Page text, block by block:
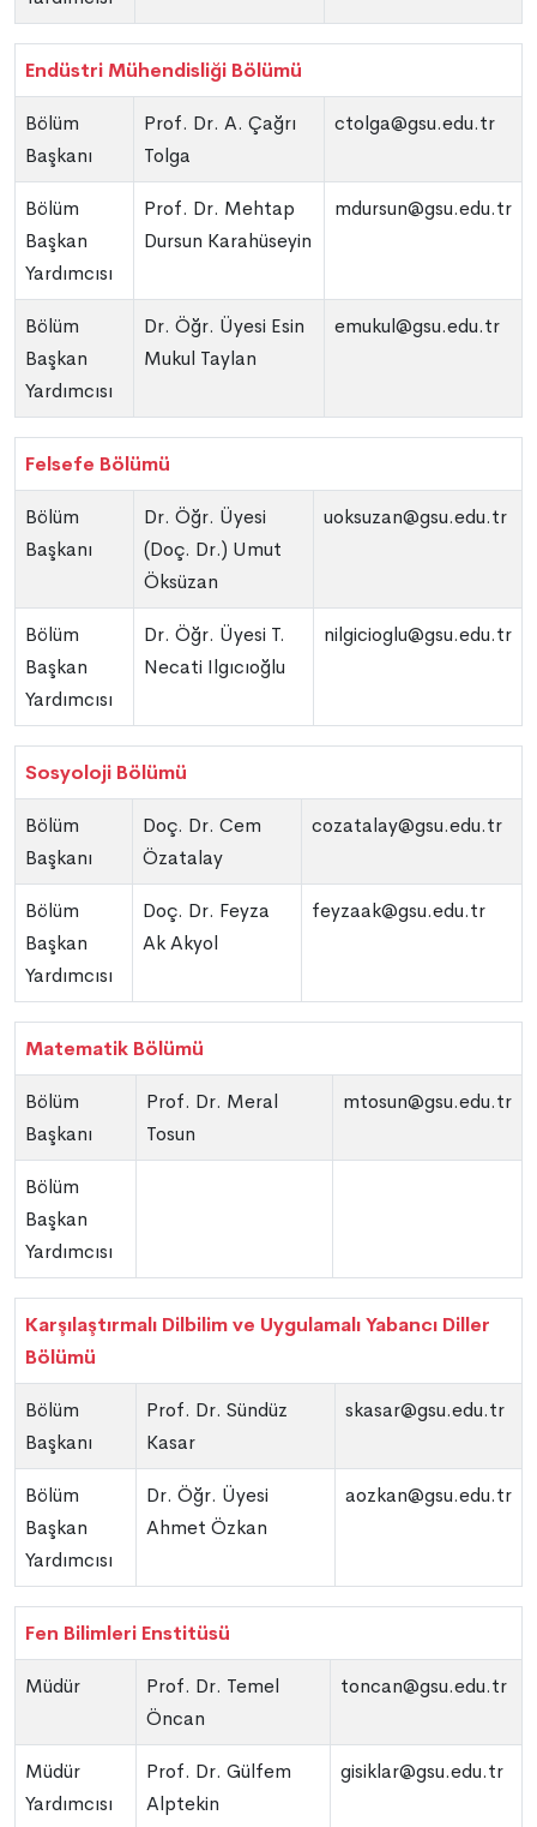
Endüstri Mühendisliği Bölümü
Bölüm
Başkanı
Prof. Dr. A. Çağrı
Tolga
ctolga@gsu.edu.tr
Bölüm
Başkan
Yardımcısı
Prof. Dr. Mehtap
Dursun Karahüseyin
mdursun@gsu.edu.tr
Bölüm
Başkan
Yardımcısı
Dr. Öğr. Üyesi Esin
Mukul Taylan
emukul@gsu.edu.tr
Felsefe Bölümü
Bölüm
Başkanı
Dr. Öğr. Üyesi
(Doç. Dr.) Umut
Öksüzan
uoksuzan@gsu.edu.tr
Bölüm
Başkan
Yardımcısı
Dr. Öğr. Üyesi T.
Necati Ilgıcıoğlu
nilgicioglu@gsu.edu.tr
Sosyoloji Bölümü
Bölüm
Başkanı
Doç. Dr. Cem
Özatalay
cozatalay@gsu.edu.tr
Bölüm
Başkan
Yardımcısı
Doç. Dr. Feyza
Ak Akyol
feyzaak@gsu.edu.tr
Matematik Bölümü
Bölüm
Başkanı
Prof. Dr. Meral
Tosun
mtosun@gsu.edu.tr
Bölüm
Başkan
Yardımcısı
Karşılaştırmalı Dilbilim ve Uygulamalı Yabancı Diller
Bölümü
Bölüm
Başkanı
Prof. Dr. Sündüz
Kasar
skasar@gsu.edu.tr
Bölüm
Başkan
Yardımcısı
Dr. Öğr. Üyesi
Ahmet Özkan
aozkan@gsu.edu.tr
Fen Bilimleri Enstitüsü
Müdür
Prof. Dr. Temel
Öncan
toncan@gsu.edu.tr
Müdür
Yardımcısı
Prof. Dr. Gülfem
Alptekin
gisiklar@gsu.edu.tr